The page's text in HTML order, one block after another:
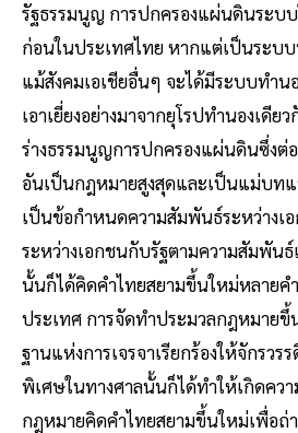
รัฐธรรมนูญ การปกครองแผ่นดินระบ
ก่อนในประเทศไทย หากแต่เป็นระบบ
แม้สังคมเอเชียอื่นๆ จะได้มีระบบทำ
เอาเยี่ยงอย่างมาจากยุโรปทำนองเดี
ร่างธรรมนูญการปกครองแผ่นดินซึ่งต่
อันเป็นกฎหมายสูงสุดและเป็นแม่บท
เป็นข้อกำหนดความสัมพันธ์ระหว่างเ
ระหว่างเอกชนกับรัฐตามความสัมพัน
นั้นก็ได้คิดคำไทยสยามขึ้นใหม่หลายค
ประเทศ การจัดทำประมวลกฎหมาย
ฐานแห่งการเจรจาเรียกร้องให้จักรวร
พิเศษในทางศาลนั้นก็ได้ทำให้เกิดคว
กฎหมายคิดคำไทยสยามขึ้นใหม่เพื่อถ่